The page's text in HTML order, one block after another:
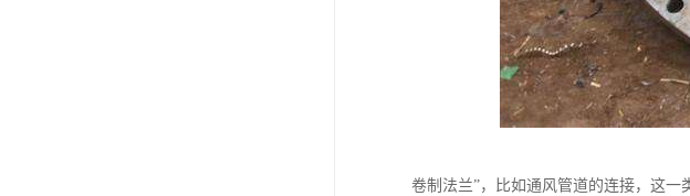
卷制法兰”，比如通风管道的连接，这一